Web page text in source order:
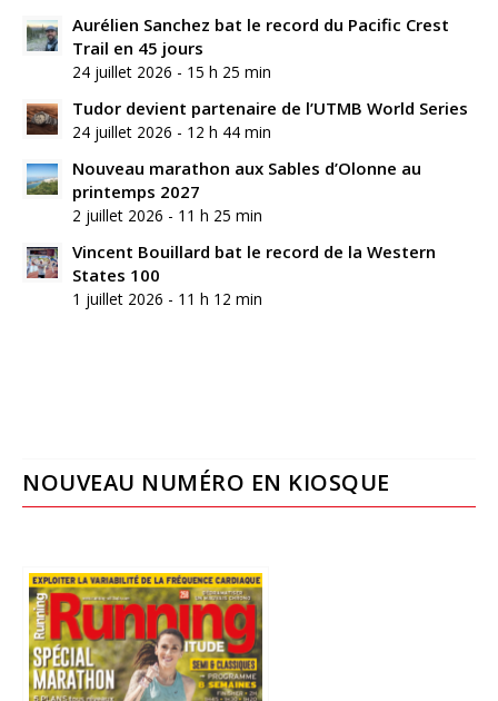
Aurélien Sanchez bat le record du Pacific Crest
Trail en 45 jours
24 juillet 2026 - 15 h 25 min
Tudor devient partenaire de l’UTMB World Series
24 juillet 2026 - 12 h 44 min
Nouveau marathon aux Sables d’Olonne au
printemps 2027
2 juillet 2026 - 11 h 25 min
Vincent Bouillard bat le record de la Western
States 100
1 juillet 2026 - 11 h 12 min
NOUVEAU NUMÉRO EN KIOSQUE